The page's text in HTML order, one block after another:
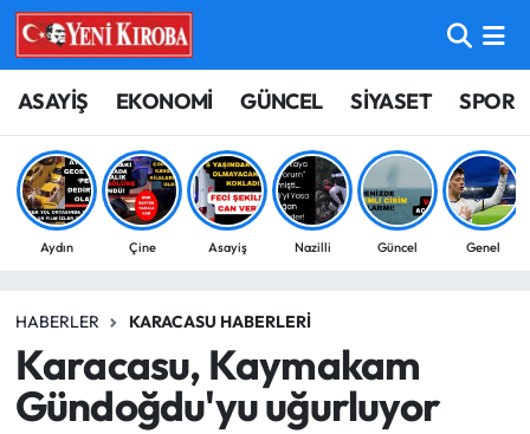
ASAYİŞ EKONOMİ GÜNCEL SİYASET SPOR
Aydın Çine Asayiş Nazilli Güncel Genel
HABERLER KARACASU HABERLERI
Karacasu, Kaymakam
Gündoğdu'yu uğurluyor
ASAYİŞ
BİLİM-TEKNOLOJİ
ÇEVRE
EĞİTİM
EKONOMİ
Aydın Nöbetçi Eczaneler
Aydın Hava Durumu
Aydin Namaz Vakitleri
Süper Lig Puan Durumu ve Fikstür
Tüm Manşetler